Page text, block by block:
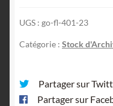
UGS : go-fl-401-23
Catégorie : Stock
Partager sur
Partager sur